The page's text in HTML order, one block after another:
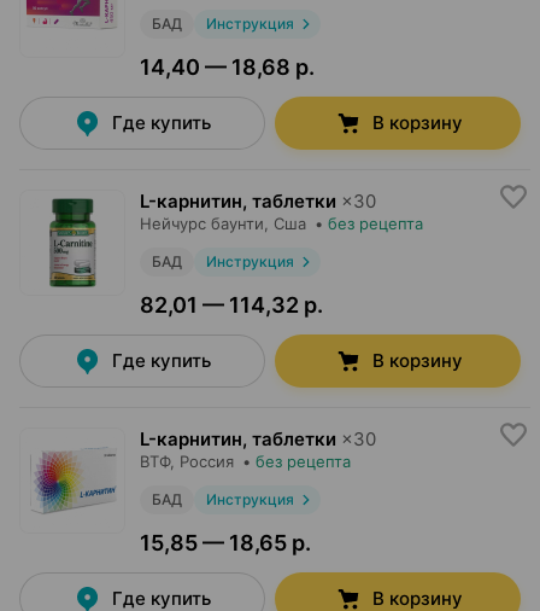
БАД Инструкция
14,40 — 18,68 р.
Где купить В корзину
L-карнитин, таблетки ×30
Нейчурс баунти , Сша • без рецепта
БАД Инструкция
82,01 — 114,32 р.
Где купить В корзину
L-карнитин, таблетки ×30
ВТФ, Россия • без рецепта
БАД Инструкция
15,85 — 18,65 р.
Где купить В корзину